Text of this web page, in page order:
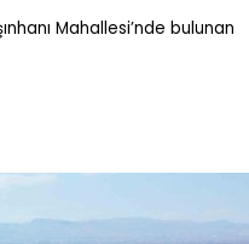
Mahallesi’nde bulunan